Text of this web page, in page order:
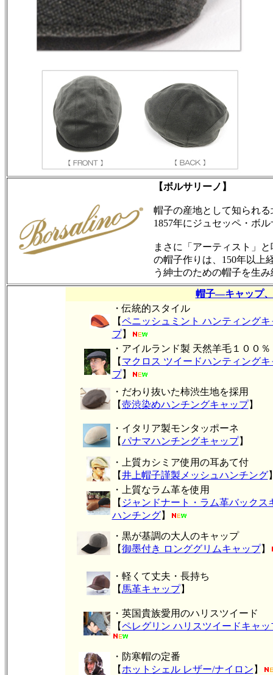
【ボルサリーノ】
帽子の産地として知られ
1857年にジュセッペ・ボ
まさに「アーティスト」
の帽子作りは、150年以上
う紳士のための帽子を生
帽子―キャップ
・伝統的スタイル
【ペニッシュミント ハンティングキ
プ】
・アイルランド製 天然羊毛１００％
【 マクロス ツイードハンティングキ
プ】
・だわり抜いた柿渋生地を採用
【壺渋染めハンチングキャップ】
・イタリア製モンタッポーネ
【パナマハンチングキャップ】
・上質カシミア使用の耳あて付
【井上帽子謹製メッシュハンチング
・上質なラム革を使用
【 ジャンドナート・ラム革バックス
ハンチング】
・黒が基調の大人のキャップ
【御墨付き ロンググリムキャップ】
・軽くて丈夫・長持ち
【 馬革キャップ】
・英国貴族愛用のハリスツイード
【ペレグリン ハリスツイードキャッ
・防寒帽の定番
【 ホットシェル レザー/ナイロン 】